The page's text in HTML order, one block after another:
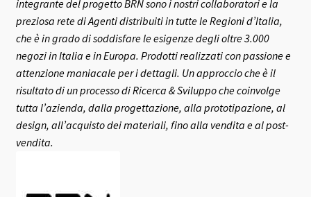
integrante del progetto BRN sono i nostri collaboratori e la
preziosa rete di Agenti distribuiti in tutte le Regioni d’Italia,
che è in grado di soddisfare le esigenze degli oltre 3.000
negozi in Italia e in Europa. Prodotti realizzati con passione e
attenzione maniacale per i dettagli. Un approccio che è il
risultato di un processo di Ricerca & Sviluppo che coinvolge
tutta l’azienda, dalla progettazione, alla prototipazione, al
design, all’acquisto dei materiali, fino alla vendita e al post-
vendita.